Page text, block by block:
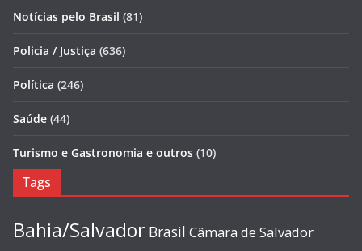
Notícias pelo Brasil (81)
Policia / Justiça (636)
Política (246)
Saúde (44)
Turismo e Gastronomia e outros (10)
Tags
Bahia/Salvador Brasil Câmara de Salvador